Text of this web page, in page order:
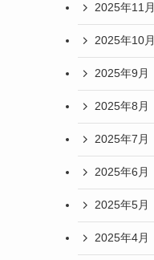
2025年11月
2025年10月
2025年9月
2025年8月
2025年7月
2025年6月
2025年5月
2025年4月